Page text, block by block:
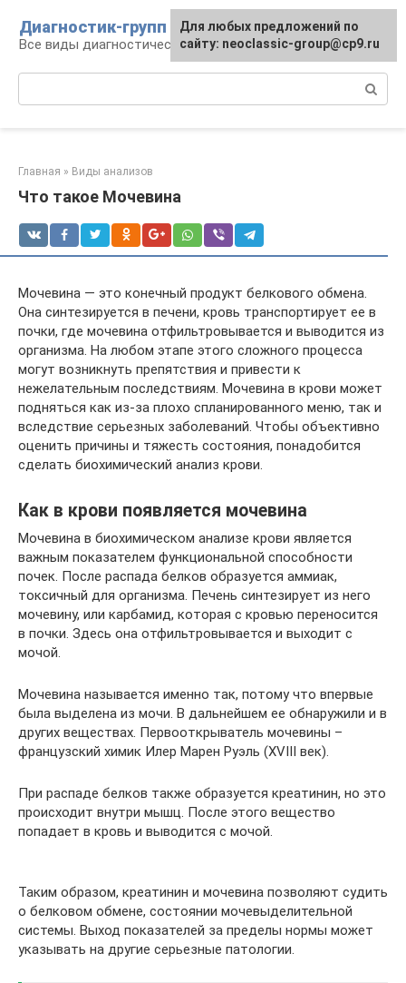
контенту
Диагностик-групп
Все виды диагностических манипуляций
Главная » Виды анализов
Что такое Мочевина
Мочевина — это конечный продукт белкового обмена.
Она синтезируется в печени, кровь транспортирует ее в
почки, где мочевина отфильтровывается и выводится из
организма. На любом этапе этого сложного процесса
могут возникнуть препятствия и привести к
нежелательным последствиям. Мочевина в крови может
подняться как из-за плохо спланированного меню, так и
вследствие серьезных заболеваний. Чтобы объективно
оценить причины и тяжесть состояния, понадобится
сделать биохимический анализ крови.
Как в крови появляется мочевина
Мочевина в биохимическом анализе крови является
важным показателем функциональной способности
почек. После распада белков образуется аммиак,
токсичный для организма. Печень синтезирует из него
мочевину, или карбамид, которая с кровью переносится
в почки. Здесь она отфильтровывается и выходит с
мочой.
Мочевина называется именно так, потому что впервые
была выделена из мочи. В дальнейшем ее обнаружили и в
других веществах. Первооткрыватель мочевины –
французский химик Илер Марен Руэль (XVIII век).
При распаде белков также образуется креатинин, но это
происходит внутри мышц. После этого вещество
попадает в кровь и выводится с мочой.
Таким образом, креатинин и мочевина позволяют судить
о белковом обмене, состоянии мочевыделительной
системы. Выход показателей за пределы нормы может
указывать на другие серьезные патологии.
Для любых предложений по
сайту: neoclassic-group@cp9.ru